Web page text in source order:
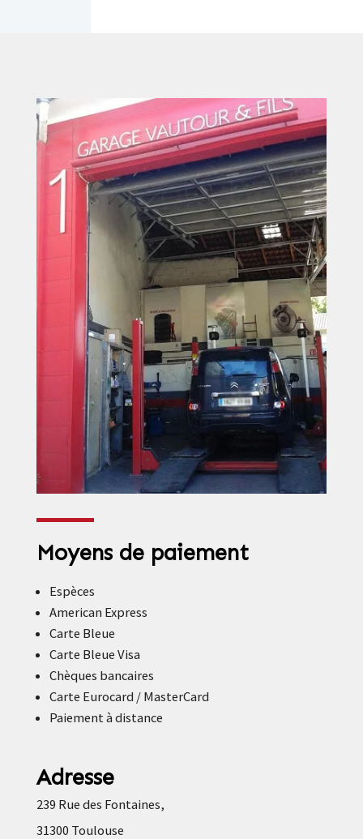
Moyens de paiement
Espèces
American Express
Carte Bleue
Carte Bleue Visa
Chèques bancaires
Carte Eurocard / MasterCard
Paiement à distance
Adresse
239 Rue des Fontaines,
31300 Toulouse